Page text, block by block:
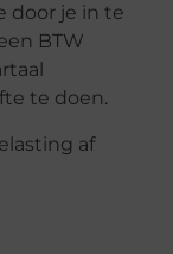
door je in te
BTW
te doen.
af